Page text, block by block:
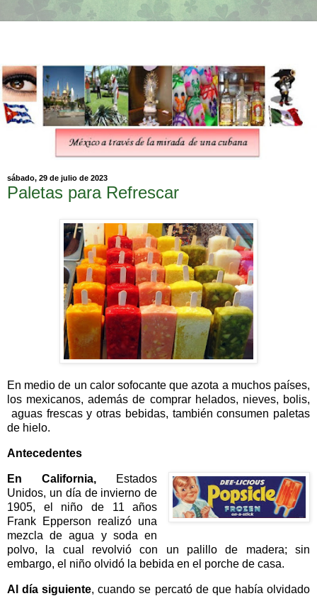
sábado, 29 de julio de 2023
Paletas para Refrescar
En medio de un calor sofocante que azota a muchos países,
los mexicanos, además de comprar helados, nieves, bolis,
aguas frescas y otras bebidas, también consumen paletas
de hielo.
Antecedentes
En California, Estados
Unidos, un día de invierno de
1905, el niño de 11 años
Frank Epperson realizó una
mezcla de agua y soda en
polvo, la cual revolvió con un palillo de madera; sin
embargo, el niño olvidó la bebida en el porche de casa.
Al día siguiente, cuando se percató de que había olvidado